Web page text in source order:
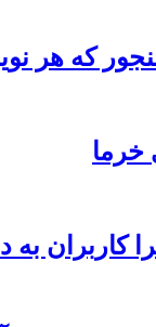
خرما
چرا کاربران